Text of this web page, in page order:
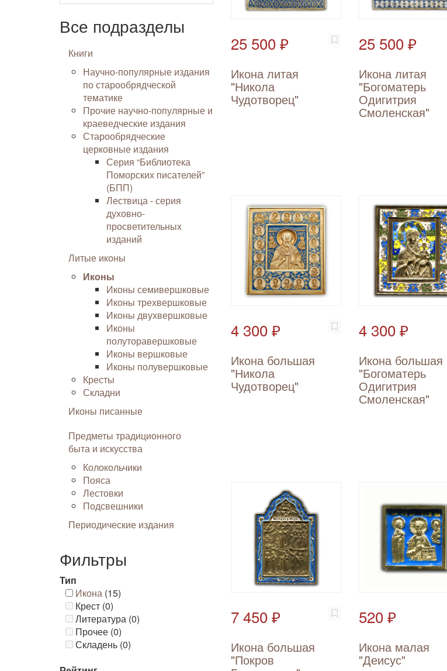
Все подразделы
Книги
Научно-популярные издания
по старообрядческой
тематике
Прочие научно-популярные и
краеведческие издания
Старообрядческие
церковные издания
Серия “Библиотека
Поморских писателей”
(БПП)
Лествица - серия
духовно-
просветительных
изданий
Литые иконы
Иконы
Иконы семивершковые
Иконы трехвершковые
Иконы двухвершковые
Иконы
полуторавершковые
Иконы вершковые
Иконы полувершковые
Кресты
Складни
Иконы писанные
Предметы традиционного
быта и искусства
Колокольчики
Пояса
Лестовки
Подсвешники
Периодические издания
Фильтры
Тип
Икона (15)
Крест (0)
Литература (0)
Прочее (0)
Складень (0)
25 500 ₽
Икона литая
"Никола
Чудотворец"
25 500 ₽
Икона литая
"Богоматерь
Одигитрия
Смоленская"
4 300 ₽
Икона большая
"Никола
Чудотворец"
4 300 ₽
Икона большая
"Богоматерь
Одигитрия
Смоленская"
7 450 ₽
Икона большая
"Покров
520 ₽
Икона малая
"Деисус"